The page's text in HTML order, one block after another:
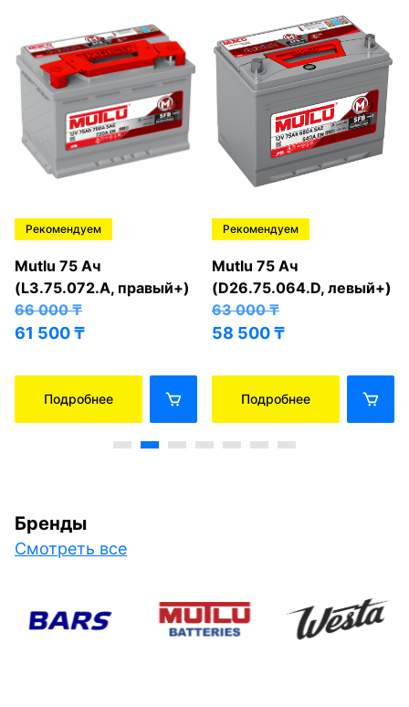
Рекомендуем
Mutlu 75 Ач
(L3.75.072.A, правый+)
66 000₸
61 500₸
Подробнее
Рекомендуем
Mutlu 75 Ач
(D26.75.064.D, левый+)
63 000₸
58 500₸
Подробнее
Бренды
Смотреть все